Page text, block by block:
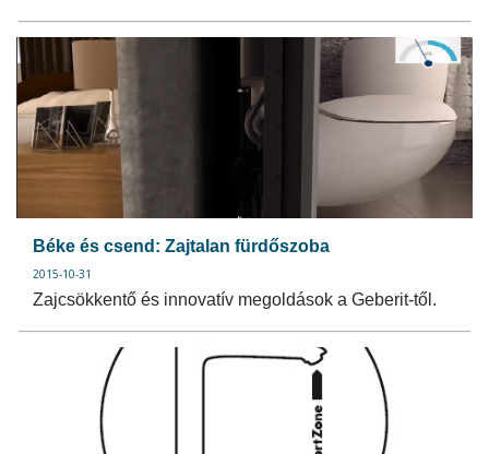
Béke és csend: Zajtalan fürdőszoba
2015-10-31
Zajcsökkentő és innovatív megoldások a Geberit-től.